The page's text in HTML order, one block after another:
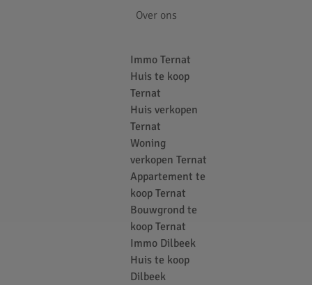
Over ons
Immo Ternat
Huis te koop
Ternat
Huis verkopen
Ternat
Woning
verkopen Ternat
Appartement te
koop Ternat
Bouwgrond te
koop Ternat
Immo Dilbeek
Huis te koop
Dilbeek